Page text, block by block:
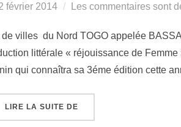
février 2014 Les commentaires sont
de villes du Nord TOGO appelée
littérale « réjouissance de Femme
qui connaîtra sa 3éme édition cette
LIRE LA SUITE DE